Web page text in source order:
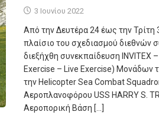
3 Ιουνίου 2022
Από την Δευτέρα 24 έως την Τρίτη
πλαίσιο του σχεδιασμού διεθνών
διεξήχθη συνεκπαίδευση INVITEX
Exercise – Live Exercise) Μονάδων
την Helicopter Sea Combat
Αεροπλανοφόρου USS HARRY S.
Αεροπορική Βάση […]